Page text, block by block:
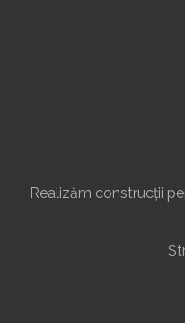
Realizăm construcții